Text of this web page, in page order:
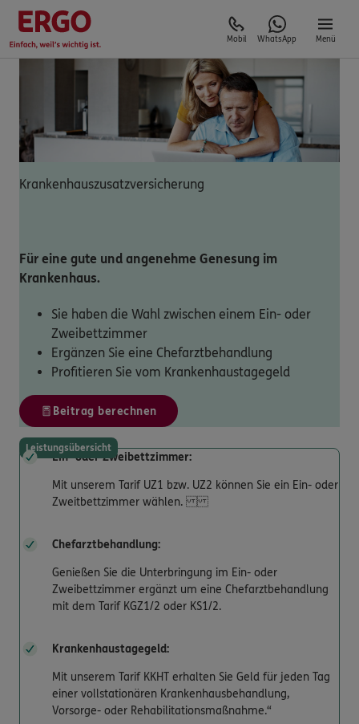
Mobil WhatsApp Menü
Krankenhauszusatzversicherung
Für eine gute und angenehme Genesung im
Krankenhaus.
Sie haben die Wahl zwischen einem Ein- oder
Zweibettzimmer
Ergänzen Sie eine Chefarztbehandlung
Profitieren Sie vom Krankenhaustagegeld
Beitrag berechnen
Leistungsübersicht
Ein- oder Zweibettzimmer:
Mit unserem Tarif UZ1 bzw. UZ2 können Sie ein Ein- oder
Zweitbettzimmer wählen.
Chefarztbehandlung:
Genießen Sie die Unterbringung im Ein- oder
Zweibettzimmer ergänzt um eine Chefarztbehandlung
mit dem Tarif KGZ1/2 oder KS1/2.
Krankenhaustagegeld:
Mit unserem Tarif KKHT erhalten Sie Geld für jeden Tag
einer vollstationären Krankenhausbehandlung,
Vorsorge- oder Rehabilitationsmaßnahme.“